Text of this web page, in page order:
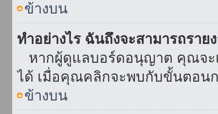
ข้างบน
ทำอย่างไร ฉันถึงจะสามารถรา
หากผู้ดูแลบอร์ดอนุญาต คุณจะ
ได้ เมื่อคุณคลิกจะพบกับขั้นตอน
ข้างบน